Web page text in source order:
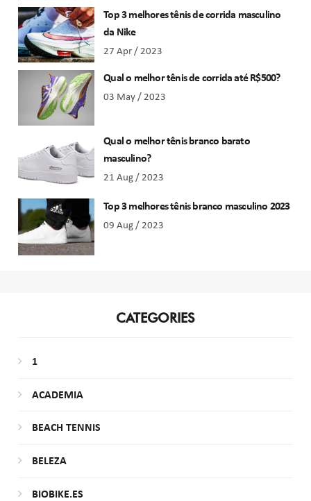
Top 3 melhores tênis de corrida masculino
da Nike
27 Apr / 2023
Qual o melhor tênis de corrida até R$500?
03 May / 2023
Qual o melhor tênis branco barato
masculino?
21 Aug / 2023
Top 3 melhores tênis branco masculino 2023
09 Aug / 2023
CATEGORIES
1
ACADEMIA
BEACH TENNIS
BELEZA
BIOBIKE.ES